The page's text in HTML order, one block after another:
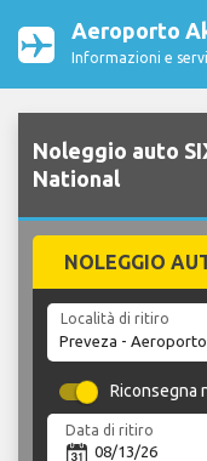
Aeroporto
Informazioni e
Noleggio auto
National
NOLEGGIO
Località di ritiro
Riconsegna
Data di ritiro